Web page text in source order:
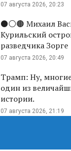
07 августа 2026, 20:23
⚫️⚪️🟤 Михаил
Курильский
разведчика Зорге
07 августа 2026, 20:49
Трамп: Ну,
один из
истории.
07 августа 2026, 21:19